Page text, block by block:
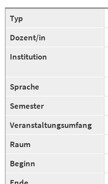
Typ
Dozent/in
Institution
Sprache
Semester
Veranstaltungsumfang
Raum
Beginn